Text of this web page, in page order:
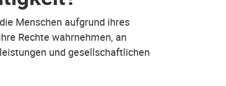
Menschen aufgrund ihres
Rechte wahrnehmen, an
und gesellschaftlichen